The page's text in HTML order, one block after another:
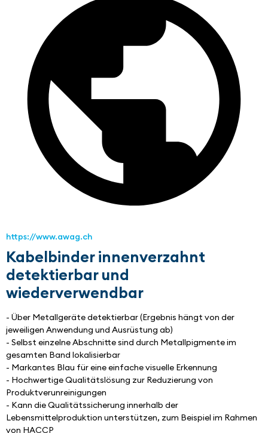
https://www.awag.ch
Kabelbinder innenverzahnt
detektierbar und
wiederverwendbar
- Über Metallgeräte detektierbar (Ergebnis hängt von der
jeweiligen Anwendung und Ausrüstung ab)
- Selbst einzelne Abschnitte sind durch Metallpigmente im
gesamten Band lokalisierbar
- Markantes Blau für eine einfache visuelle Erkennung
- Hochwertige Qualitätslösung zur Reduzierung von
Produktverunreinigungen
- Kann die Qualitätssicherung innerhalb der
Lebensmittelproduktion unterstützen, zum Beispiel im Rahmen
von HACCP